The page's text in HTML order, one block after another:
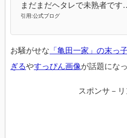
まだまだヘタレで未熟者です
引用:公式ブログ
お騒がせな 「亀田一家」の末っ
ぎるやすっぴん画像が話題にな
スポンサ－リ